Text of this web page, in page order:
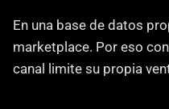
En una base de datos
marketplace. Por eso
canal limite su propia